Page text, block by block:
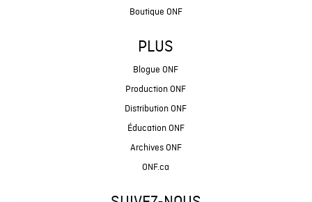
Boutique ONF
PLUS
Blogue ONF
Production ONF
Distribution ONF
Éducation ONF
Archives ONF
ONF.ca